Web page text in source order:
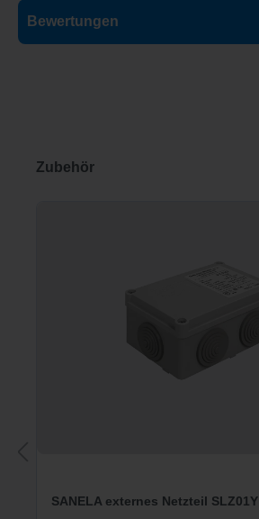
Produktgalerie überspringen
Zubehör
SANELA externes Netzteil SLZ01Y
Bewertungen